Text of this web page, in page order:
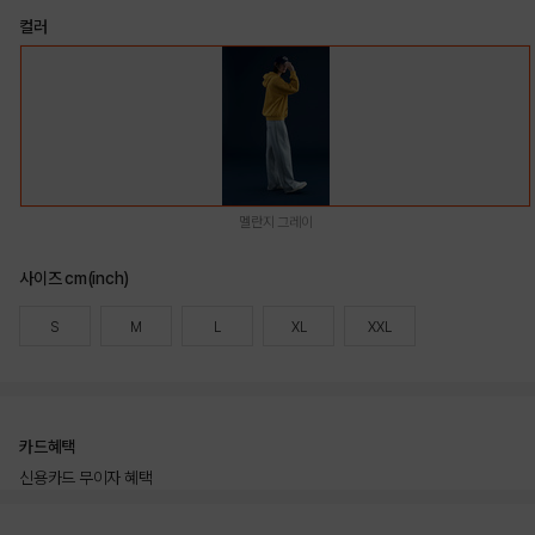
컬러
멜란지 그레이
사이즈 cm(inch)
S M L XL XXL
카드혜택
신용카드 무이자 혜택